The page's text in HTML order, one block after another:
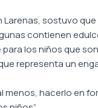
sostuvo
contienen
los niños que
representa un
menos, hacerlo